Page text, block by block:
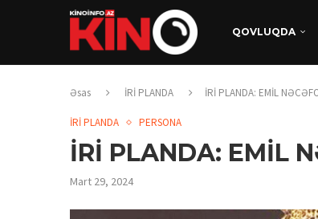
QOVLUQDA
Əsas İRİ PLANDA İRİ PLANDA: EMİL
İRİ PLANDA PERSONA
İRİ PLANDA: EMİL
Mart 29, 2024